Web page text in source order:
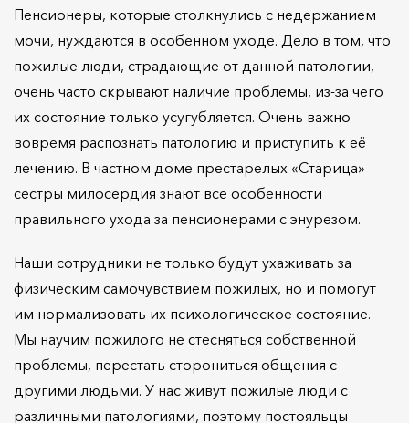
Пенсионеры, которые столкнулись с недержанием
мочи, нуждаются в особенном уходе. Дело в том, что
пожилые люди, страдающие от данной патологии,
очень часто скрывают наличие проблемы, из-за чего
их состояние только усугубляется. Очень важно
вовремя распознать патологию и приступить к её
лечению. В частном доме престарелых «Старица»
сестры милосердия знают все особенности
правильного ухода за пенсионерами с энурезом.
Наши сотрудники не только будут ухаживать за
физическим самочувствием пожилых, но и помогут
им нормализовать их психологическое состояние.
Мы научим пожилого не стесняться собственной
проблемы, перестать сторониться общения с
другими людьми. У нас живут пожилые люди с
различными патологиями, поэтому постояльцы